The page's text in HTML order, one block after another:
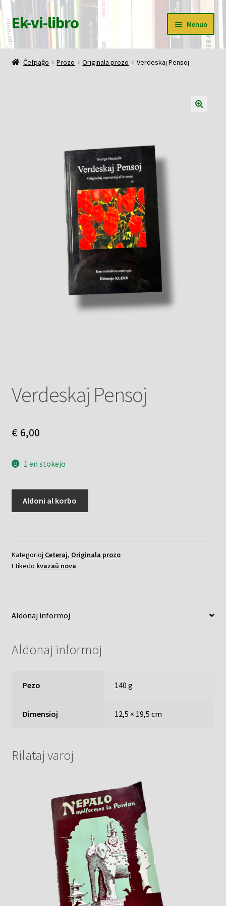
Pretersalti
al
navigado
Iri
rekte
al
la
enhavo
Ek-vi-libro Menuo
Ĉefpaĝo
Ĉefpaĝo Prozo Originala prozo Verdeskaj Pensoj
Verdeskaj Pensoj
€6,00
1 en stokejo
Aldoni al korbo
Kategorioj Ceteraj, Originala prozo
Etikedo kvazaŭ nova
Aldonaj informoj
Aldonaj informoj
Pezo 140 g
Dimensioj 12,5 × 19,5 cm
Rilataj varoj